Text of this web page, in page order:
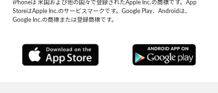
iPhoneは 米国および他の国々で登録されたApple Inc.の商標です。App
StoreはApple Inc.のサービスマークです。Google Play、Androidは、
Google Inc.の商標または登録商標です。